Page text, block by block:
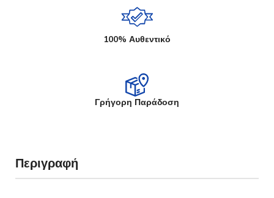
100% Αυθεντικό
Γρήγορη Παράδοση
Περιγραφή